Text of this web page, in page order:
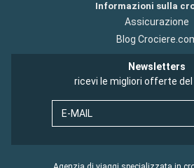
Informazioni sulla
Assicurazione
Blog
Newsletters
ricevi le migliori offerte
E-MAIL